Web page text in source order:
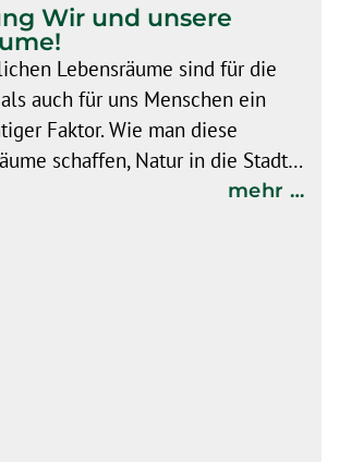
Wir und unsere
Lebensräume sind für die
auch für uns Menschen ein
Faktor. Wie man diese
schaffen, Natur in die Stadt…
mehr …